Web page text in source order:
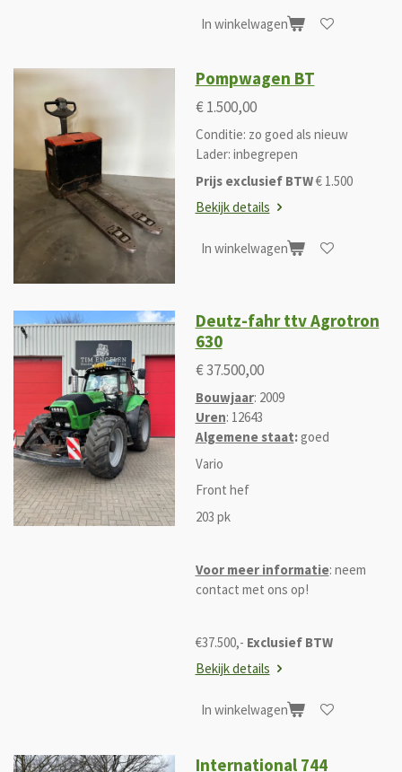
In winkelwagen
Pompwagen BT
€ 1.500,00
Conditie: zo goed als nieuw
Lader: inbegrepen
Prijs exclusief BTW€ 1.500
Bekijk details
In winkelwagen
Deutz-fahr ttv Agrotron
630
€ 37.500,00
Bouwjaar: 2009
Uren: 12643
Algemene staat:goed
Vario
Front hef
203 pk
Voor meer informatie: neem
contact met ons op!
€37.500,- Exclusief BTW
Bekijk details
In winkelwagen
International 744